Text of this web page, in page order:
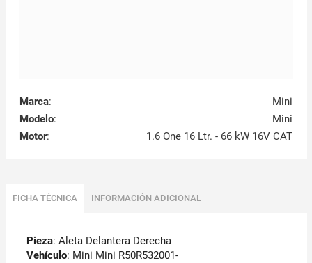
Marca:
Mini
Modelo:
Mini
Motor: 1.6 One 16 Ltr. - 66 kW 16V CAT
FICHA TÉCNICA INFORMACIÓN ADICIONAL
Pieza: Aleta Delantera Derecha
Vehículo: Mini Mini R50R532001-